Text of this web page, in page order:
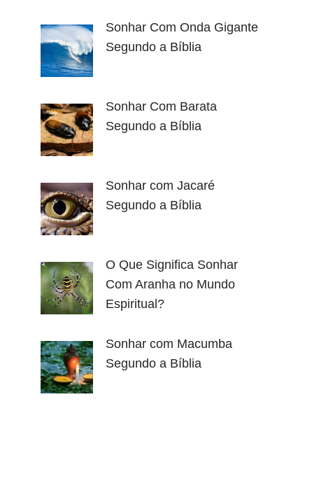
Sonhar Com Onda Gigante
Segundo a Bíblia
Sonhar Com Barata
Segundo a Bíblia
Sonhar com Jacaré
Segundo a Bíblia
O Que Significa Sonhar
Com Aranha no Mundo
Espiritual?
Sonhar com Macumba
Segundo a Bíblia